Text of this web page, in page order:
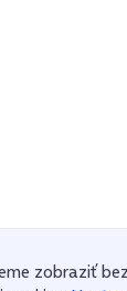
zobraziť